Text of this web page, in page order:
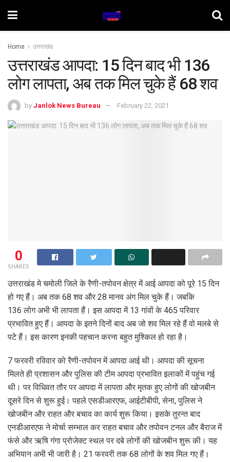
Home उत्तराखंड
उत्तराखंड आपदा: 15 दिन बाद भी 136
लोग लापता, अब तक मिल चुके हैं 68 शव
by Janlok News Bureau February 22, 2021
0
SHARES
उत्तराखंड मे चमोली जिले के रैणी-तपोवन क्षेत्र में आई आपदा को पूरे 15 दिन
हो गए हैं। अब तक 68 शव और 28 मानव अंग मिल चुके हैं। जबकि
136 लोग अभी भी लापता हैं। इस आपदा में 13 गांवों के 465 परिवार
प्रभावित हुए हैं। आपदा के इतने दिनों बाद अब जो शव मिल रहे हैं वो मलबे से
पटे हैं। इस कारण इनकी पहचान करना बहुत मुश्किल हो रहा है।
7 फरवरी रविवार को रैणी-तपोवन में आपदा आई थी। आपदा की सूचना
मिलते ही प्रशासन और पुलिस की टीम आपदा प्रभावित इलाकों में पहुंच गई
थी। पर विधिवत तौर पर आपदा में लापता और मृतक हुए लोगों की खोजबीन
दूसरे दिन से शुरू हुई। पहले एसडीआरएफ, आईटीबीपी, सेना, पुलिस ने
खोजबीन और राहत और बचाव का कार्य शुरू किया। इसके तुरन्त बाद
एनडीआरएफ ने मोर्चा सम्भाल कर राहत बचाव और तपोवन टनल और बैराज में
फंसे और ऋषि गंगा प्रोजेक्ट स्थल पर दबे लोगों की खोजबीन शुरू की। यह
अभियान अभी भी जारी है। 21 फरवरी तक 68 लोगों के शव मिल गए हैं।